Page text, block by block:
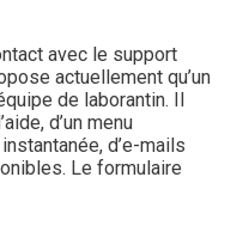
avec le support
actuellement qu’un
de laborantin. Il
d’un menu
d’e-mails
Le formulaire